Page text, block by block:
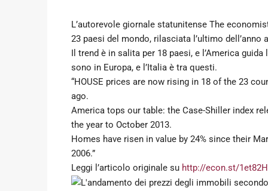
L’autorevole giornale statunitense The
23 paesi del mondo, rilasciata l’ultimo dell’anno
Il trend è in salita per 18 paesi, e l’America
sono in Europa, e l’Italia è tra questi.
“HOUSE prices are now rising in 18 of the 23
ago.
America tops our table: the Case-Shiller index
the year to October 2013.
Homes have risen in value by 24% since their
2006.”
Leggi l’articolo originale su http://econ.st/